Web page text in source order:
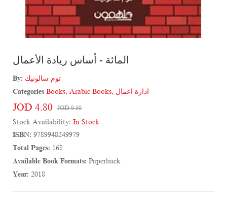
المائة - أساس ريادة الأعمال
By: توم سالونيك
Categories Books, Arabic Books, ادارة اعمال
JOD 4.80 JOD 9.50
Stock Availability: In Stock
ISBN: 9789948249979
Total Pages: 168
Available Book Formats: Paperback
Year: 2018